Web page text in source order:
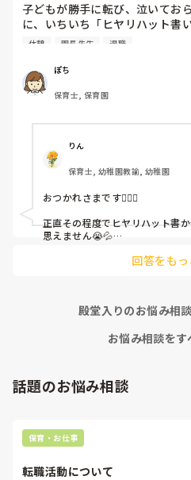
子どもが勝手に転び、泣いてお
に、いちいち「ヒヤリハット書い
と書かされ
（そう言う本人は書かない）
しかも、上司に↑この内容でも
ちゃんと考えて対策を練って書
呼ばれて一緒に対策を考えさせ
これだけで30〜40分拘束されて
皆さんの園はどうですか?
休憩 園長先生 退職
ぽち
保育士, 保育園
りん
保育士, 幼稚園教諭, 幼稚園
おつかれさまです🙇🏻‍♀️
正直その程度でヒヤリハット書
思えません😭💦
回答をも
殿堂入りのお悩み相
お悩み相談をす
話題のお悩み相談
保育・お仕事
転職活動について